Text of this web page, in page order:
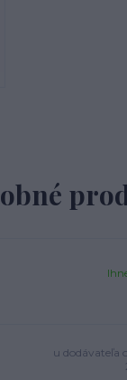
u dodávateľa